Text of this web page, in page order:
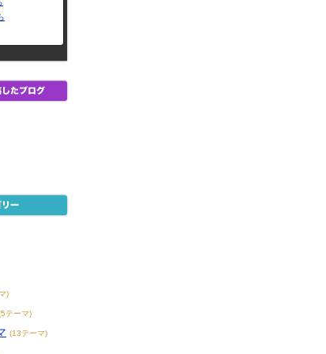
)
テーマ)
(13テーマ)